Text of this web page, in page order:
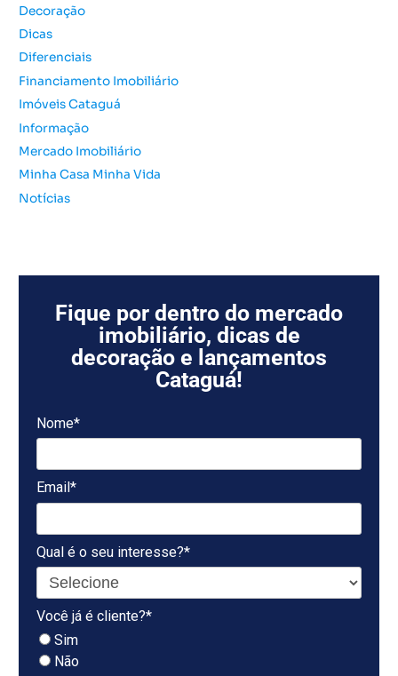
p
o
r
Decoração
Dicas
Diferenciais
Financiamento Imobiliário
Imóveis Cataguá
Informação
Mercado Imobiliário
Minha Casa Minha Vida
Notícias
Fique por dentro do mercado
imobiliário, dicas de
decoração e lançamentos
Cataguá!
Nome*
Email*
Qual é o seu interesse?*
Você já é cliente?*
Sim
Não